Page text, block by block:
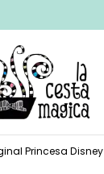
Princesa Disney